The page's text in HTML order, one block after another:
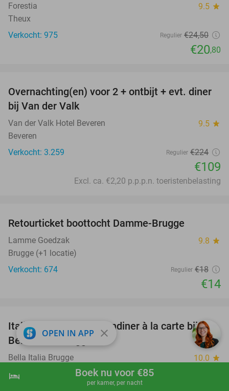
shopping_cart Boek nu
hotel Boek nu voor €85
per kamer, per nacht
Forestia 9.5 star
Theux
Verkocht: 975
Regulier €24,50
€20,80
51%
Overnachting(en) voor 2 + ontbijt + evt. diner
bij Van der Valk
Van der Valk Hotel Beveren 9.5 star
Beveren
Verkocht: 3.259
Regulier €224
€109
Excl. ca. €2,20 p.p.p.n. toeristenbelasting
Retourticket boottocht Damme-Brugge
Lamme Goedzak 9.8 star
Brugge (+1 locatie)
Verkocht: 674
Regulier €18
€14
27%
Italiaans 2- of 3-gangendiner à la carte bij
Bella Italia Brugge
Bella Italia Brugge 10.0 star
OPEN IN APP close